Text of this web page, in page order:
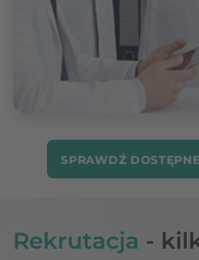
SPRAWDŹ
Rekrutacja -